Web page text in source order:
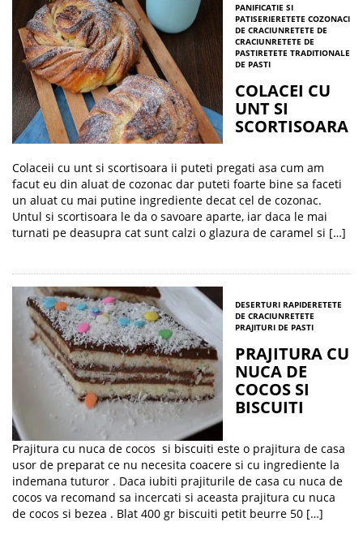
PANIFICATIE SI
PATISERIERETETE COZONACI
DE CRACIUNRETETE DE
CRACIUNRETETE DE
PASTIRETETE TRADITIONALE
DE PASTI
COLACEI CU
UNT SI
SCORTISOARA
Colaceii cu unt si scortisoara ii puteti pregati asa cum am
facut eu din aluat de cozonac dar puteti foarte bine sa faceti
un aluat cu mai putine ingrediente decat cel de cozonac.
Untul si scortisoara le da o savoare aparte, iar daca le mai
turnati pe deasupra cat sunt calzi o glazura de caramel si […]
DESERTURI RAPIDERETETE
DE CRACIUNRETETE
PRAJITURI DE PASTI
PRAJITURA CU
NUCA DE
COCOS SI
BISCUITI
Prajitura cu nuca de cocos si biscuiti este o prajitura de casa
usor de preparat ce nu necesita coacere si cu ingrediente la
indemana tuturor . Daca iubiti prajiturile de casa cu nuca de
cocos va recomand sa incercati si aceasta prajitura cu nuca
de cocos si bezea . Blat 400 gr biscuiti petit beurre 50 […]